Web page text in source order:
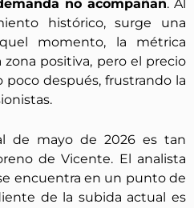
no acompañan. Al
histórico, surge una
momento, la métrica
positiva, pero el precio
después, frustrando la
de mayo de 2026 es tan
de Vicente. El analista
encuentra en un punto de
de la subida actual es